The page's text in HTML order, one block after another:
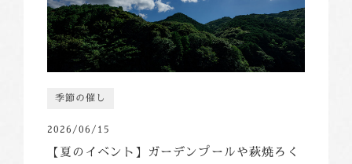
季節の催し
2026/06/15
【夏のイベント】ガーデンプールや萩焼ろく